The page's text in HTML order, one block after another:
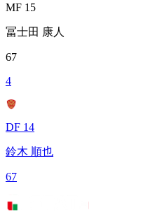
MF 15
冨士田 康人
67
4
DF 14
鈴木 順也
67